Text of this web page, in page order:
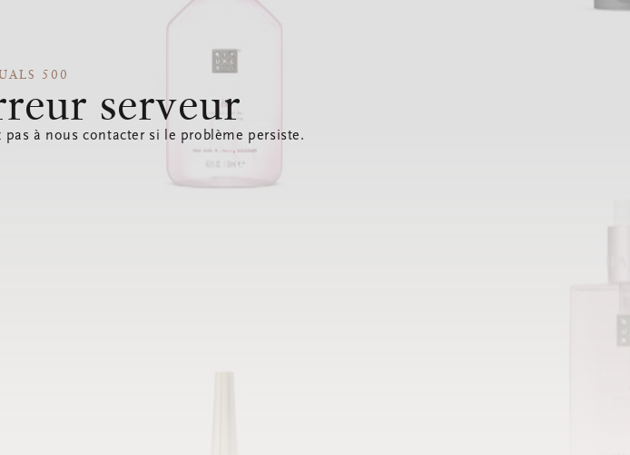
500
serveur
pas à nous contacter si le problème persiste.